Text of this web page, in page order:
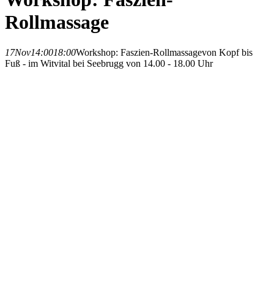
Rollmassage
17Nov14:0018:00Workshop: Faszien-Rollmassagevon Kopf bis
Fuß - im Witvital bei Seebrugg von 14.00 - 18.00 Uhr